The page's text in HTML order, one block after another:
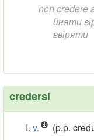
non credere
йняти
ввіряти
credersi
v.
(p.p.